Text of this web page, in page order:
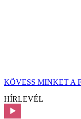
KÖVESS MINKET A
HÍRLEVÉL